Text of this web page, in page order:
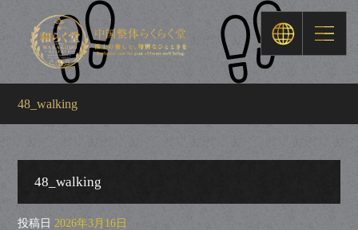
48_walking
48_walking
投稿日 2026年3月16日